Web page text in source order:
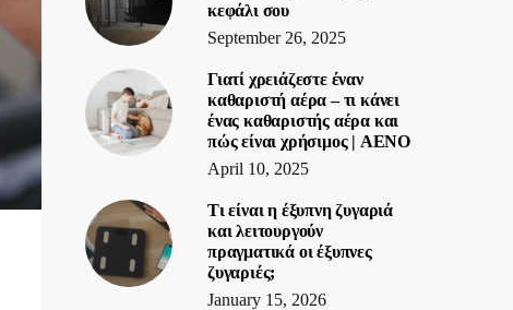
κεφάλι σου
September 26, 2025
Γιατί χρειάζεστε έναν
καθαριστή αέρα – τι κάνει
ένας καθαριστής αέρα και
πώς είναι χρήσιμος | AENO
April 10, 2025
Τι είναι η έξυπνη ζυγαριά
και λειτουργούν
πραγματικά οι έξυπνες
ζυγαριές;
January 15, 2026